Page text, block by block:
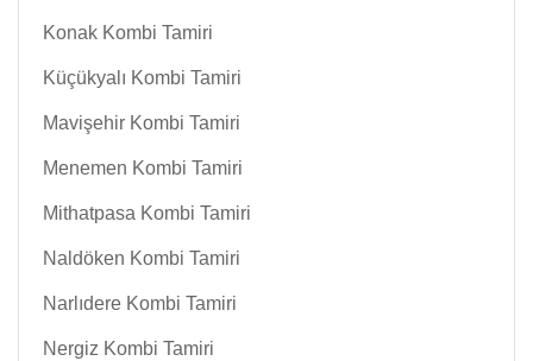
Konak Kombi Tamiri
Küçükyalı Kombi Tamiri
Mavişehir Kombi Tamiri
Menemen Kombi Tamiri
Mithatpasa Kombi Tamiri
Naldöken Kombi Tamiri
Narlıdere Kombi Tamiri
Nergiz Kombi Tamiri